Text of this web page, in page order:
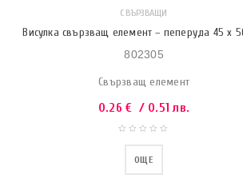
СВЪРЗВАЩИ
Висулка свързващ елемент – пеперуда 45 х
802305
Свързващ елемент
0.26€ / 0.51 лв.
ОЩЕ